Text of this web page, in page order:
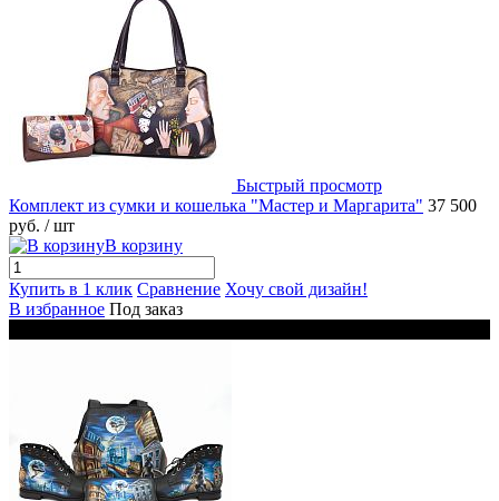
Быстрый просмотр
Комплект из сумки и кошелька "Мастер и Маргарита" 37 500
руб. / шт
В корзину
Купить в 1 клик Сравнение Хочу свой дизайн!
В избранное Под заказ